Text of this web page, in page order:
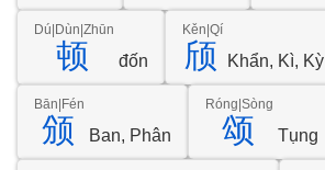
顿
Dú|Dùn|Zhūn
đốn 颀
Kěn|Qí
Khẩn, Kì, Kỳ
颁
Bān|Fén
Ban, Phân 颂
Róng|Sòng
Tụng